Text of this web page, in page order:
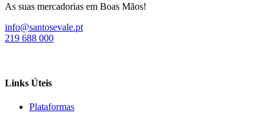
As suas mercadorias em Boas Mãos!
info@santosevale.pt
219 688 000
Links Úteis
Plataformas